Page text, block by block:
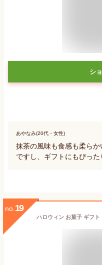
シ
あやなみ(20代・女性)
抹茶の風味も食感も柔ら
ですし、ギフトにもぴった
no. 19